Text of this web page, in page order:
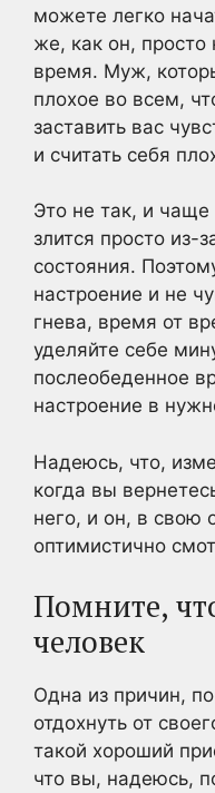
можете легко
же, как он,
время. Муж,
плохое во всем,
заставить вас
и считать себя
Это не так, и
злится просто из-
состояния.
настроение и не
гнева, время от
уделяйте себе
послеобеденное
настроение в
Надеюсь, что,
когда вы
него, и он, в свою
оптимистично
Помните,
человек
Одна из причин,
отдохнуть от
такой хороший
что вы, надеюсь,